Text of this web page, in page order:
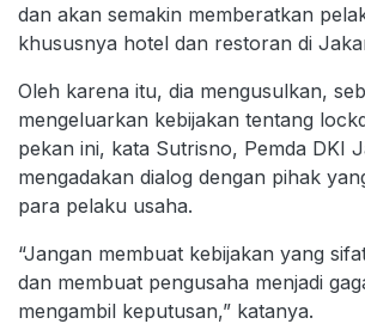
dan akan semakin memberatkan
khususnya hotel dan restoran di
Oleh karena itu, dia mengusulkan,
mengeluarkan kebijakan tentang
pekan ini, kata Sutrisno, Pemda DKI
mengadakan dialog dengan pihak
para pelaku usaha.
“Jangan membuat kebijakan yang
dan membuat pengusaha menjadi
mengambil keputusan,” katanya.